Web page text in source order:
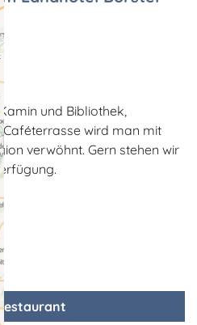
und Bibliothek,
wird man mit
verwöhnt. Gern stehen wir